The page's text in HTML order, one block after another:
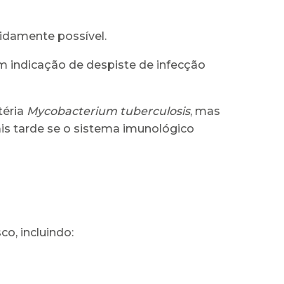
possível.
indicação de despiste de infecção
Mycobacterium tuberculosis, mas
tarde se o sistema imunológico
incluindo: